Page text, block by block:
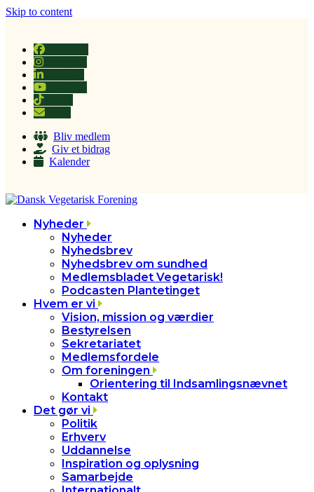
Skip to content
Tiktok
Bliv medlem
Giv et bidrag
Kalender
Nyheder
Nyheder
Nyhedsbrev
Nyhedsbrev om sundhed
Medlemsbladet Vegetarisk!
Podcasten Plantetinget
Hvem er vi
Vision, mission og værdier
Bestyrelsen
Sekretariatet
Medlemsfordele
Om foreningen
Orientering til Indsamlingsnævnet
Kontakt
Det gør vi
Politik
Erhverv
Uddannelse
Inspiration og oplysning
Samarbejde